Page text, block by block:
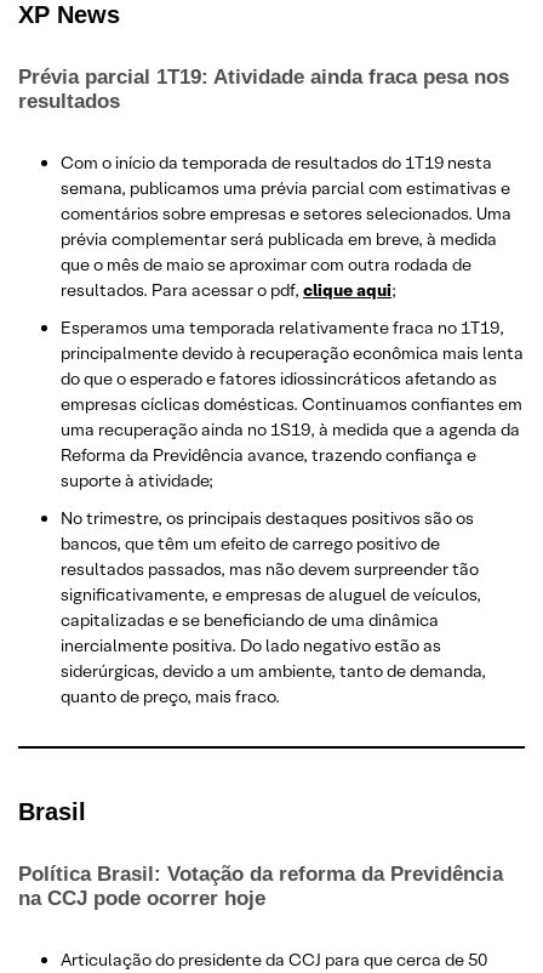
XP News
Prévia parcial 1T19: Atividade ainda fraca pesa nos
resultados
Com o início da temporada de resultados do 1T19 nesta
semana, publicamos uma prévia parcial com estimativas e
comentários sobre empresas e setores selecionados. Uma
prévia complementar será publicada em breve, à medida
que o mês de maio se aproximar com outra rodada de
resultados. Para acessar o pdf, clique aqui;
Esperamos uma temporada relativamente fraca no 1T19,
principalmente devido à recuperação econômica mais lenta
do que o esperado e fatores idiossincráticos afetando as
empresas cíclicas domésticas. Continuamos confiantes em
uma recuperação ainda no 1S19, à medida que a agenda da
Reforma da Previdência avance, trazendo confiança e
suporte à atividade;
No trimestre, os principais destaques positivos são os
bancos, que têm um efeito de carrego positivo de
resultados passados, mas não devem surpreender tão
significativamente, e empresas de aluguel de veículos,
capitalizadas e se beneficiando de uma dinâmica
inercialmente positiva. Do lado negativo estão as
siderúrgicas, devido a um ambiente, tanto de demanda,
quanto de preço, mais fraco.
Brasil
Política Brasil: Votação da reforma da Previdência
na CCJ pode ocorrer hoje
Articulação do presidente da CCJ para que cerca de 50